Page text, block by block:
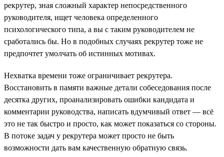
рекрутер, зная сложный характер непосредственного
руководителя, ищет человека определенного
психологического типа, а вы с таким руководителем не
сработались бы. Но в подобных случаях рекрутер тоже не
предпочтет умолчать об истинных мотивах.
Нехватка времени тоже ограничивает рекрутера.
Восстановить в памяти важные детали собеседования после
десятка других, проанализировать ошибки кандидата и
комментарии руководства, написать вдумчивый ответ — всё
это не так быстро и просто, как может показаться со стороны.
В потоке задач у рекрутера может просто не быть
возможности дать вам качественную обратную связь.